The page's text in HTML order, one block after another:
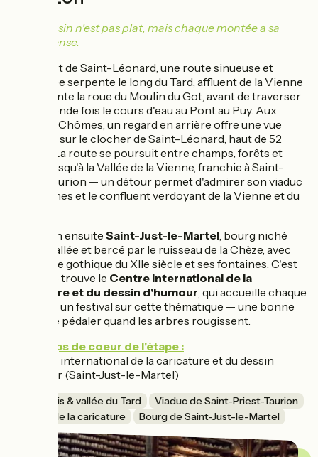
Le Limousin n'est pas plat, mais chaque montée a sa
récompense.
Au départ de Saint-Léonard, une route sinueuse et
ombragée serpente le long du Tard, affluent de la Vienne
qui alimente la roue du Moulin du Got, avant de traverser
une seconde fois le cours d'eau au Pont au Puy. Aux
Grandes Chômes, un regard en arrière offre une vue
lointaine sur le clocher de Saint-Léonard, haut de 52
mètres. La route se poursuit entre champs, forêts et
étangs jusqu'à la Vallée de la Vienne, franchie à Saint-
Priest-Taurion — un détour permet d'admirer son viaduc
à dix arches et le confluent verdoyant de la Vienne et du
Direction ensuite Saint-Just-le-Martel, bourg niché
dans la vallée et bercé par le ruisseau de la Chèze, avec
son église gothique du XIIe siècle et ses fontaines. C'est
ici que se trouve le Centre international de la
caricature et du dessin d'humour, qui accueille chaque
automne un festival sur cette thématique — une bonne
raison de pédaler quand les arbres rougissent.
Les coups de coeur de l'étape :
• Centre international de la caricature et du dessin
d'humour (Saint-Just-le-Martel)
Sous-bois & vallée du Tard
Viaduc de Saint-Priest-Taurion
Centre de la caricature
Bourg de Saint-Just-le-Martel